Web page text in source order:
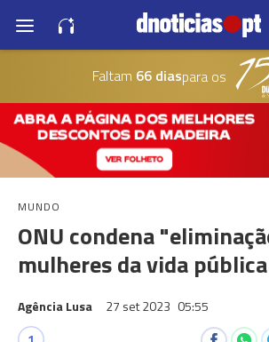
Faltam 66 diaspara os
MUNDO
ONU condena
mulheres da vida pública
Agência Lusa 27 set 2023 05:55